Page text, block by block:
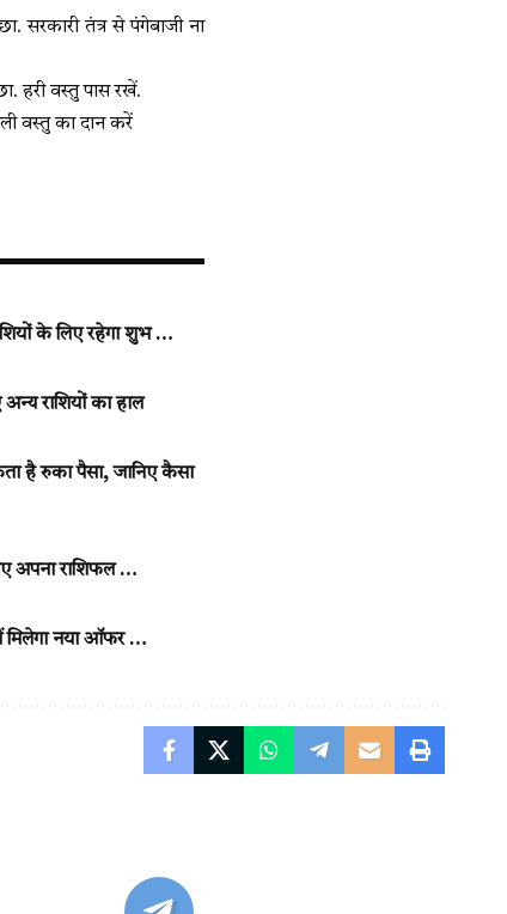
सरकारी तंत्र से पंगेबाजी ना
हरी वस्तु पास रखें.
वस्तु का दान करें
के लिए रहेगा शुभ …
राशियों का हाल
है रुका पैसा, जानिए कैसा
अपना राशिफल …
मिलेगा नया ऑफर …